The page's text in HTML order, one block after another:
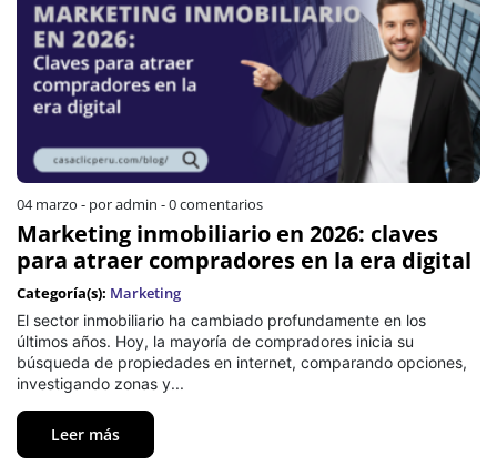
04 marzo - por admin -0 comentarios
Marketing inmobiliario en 2026: claves
para atraer compradores en la era digital
Categoría(s): Marketing
El sector inmobiliario ha cambiado profundamente en los
últimos años. Hoy, la mayoría de compradores inicia su
búsqueda de propiedades en internet, comparando opciones,
investigando zonas y...
Leer más